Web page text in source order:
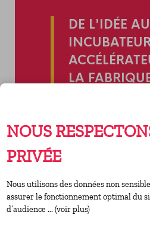
DE L'IDÉE
LA
AGENDA DU
RÉSEAU
NOUS
PRIVÉE
Nous utilisons des données non
assurer le fonctionnement optimal du
d’audience ... (voir plus)